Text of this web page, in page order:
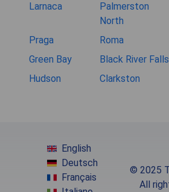
Larnaca
Palmerston
North
Praga Roma
Green Bay
Black River Falls
Hudson
Clarkston
English
Deutsch
Français
© 2025
All